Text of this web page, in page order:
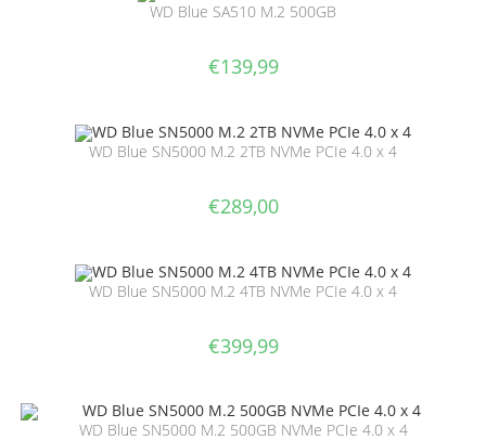
WD Blue SA510 M.2 500GB
€139,99
WD Blue SN5000 M.2 2TB NVMe PCIe 4.0 x 4
€289,00
WD Blue SN5000 M.2 4TB NVMe PCIe 4.0 x 4
€399,99
WD Blue SN5000 M.2 500GB NVMe PCIe 4.0 x 4